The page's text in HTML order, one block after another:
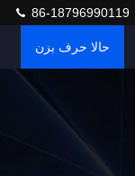
86-18796990119
حالا حرف بزن